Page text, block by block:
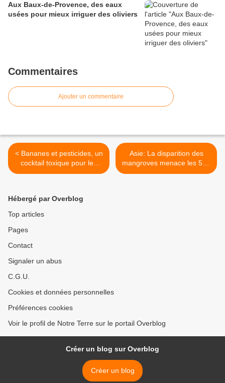
Aux Baux-de-Provence, des eaux
usées pour mieux irriguer des oliviers
Commentaires
Ajouter un commentaire
< Bananes et pesticides, un
cocktail toxique pour les
enfants
Asie: La disparition des
mangroves menace les 500
derniers tigres du Bengale
Hébergé par Overblog
Top articles
Pages
Contact
Signaler un abus
C.G.U.
Cookies et données personnelles
Préférences cookies
Voir le profil de Notre Terre sur le portail Overblog
Créer un blog sur Overblog
Créer un blog